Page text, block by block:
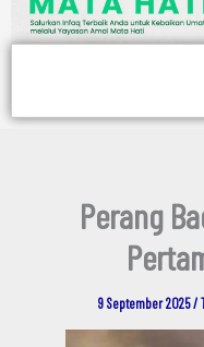
Perang
9 September 2025/